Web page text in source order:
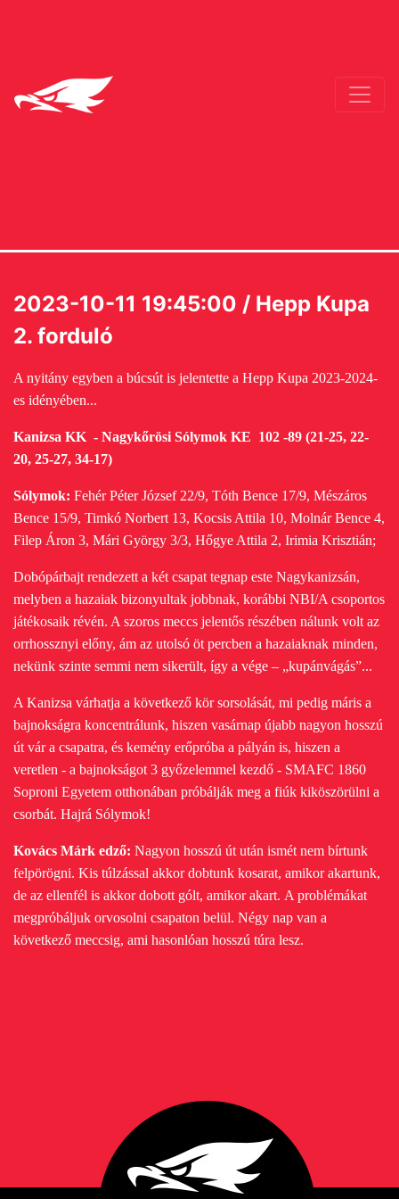
2023-10-11 19:45:00 / Hepp Kupa
2. forduló
A nyitány egyben a búcsút is jelentette a Hepp Kupa 2023-2024-
es idényében...
Kanizsa KK - Nagykőrösi Sólymok KE 102 -89 (21-25, 22-
20, 25-27, 34-17)
Sólymok: Fehér Péter József 22/9, Tóth Bence 17/9, Mészáros
Bence 15/9, Timkó Norbert 13, Kocsis Attila 10, Molnár Bence 4,
Filep Áron 3, Mári György 3/3, Hőgye Attila 2, Irimia Krisztián;
Dobópárbajt rendezett a két csapat tegnap este Nagykanizsán,
melyben a hazaiak bizonyultak jobbnak, korábbi NBI/A csoportos
játékosaik révén. A szoros meccs jelentős részében nálunk volt az
orrhossznyi előny, ám az utolsó öt percben a hazaiaknak minden,
nekünk szinte semmi nem sikerült, így a vége – „kupánvágás”...
A Kanizsa várhatja a következő kör sorsolását, mi pedig máris a
bajnokságra koncentrálunk, hiszen vasárnap újabb nagyon hosszú
út vár a csapatra, és kemény erőpróba a pályán is, hiszen a
veretlen - a bajnokságot 3 győzelemmel kezdő - SMAFC 1860
Soproni Egyetem otthonában próbálják meg a fiúk kiköszörülni a
csorbát. Hajrá Sólymok!
Kovács Márk edző: Nagyon hosszú út után ismét nem bírtunk
felpörögni. Kis túlzással akkor dobtunk kosarat, amikor akartunk,
de az ellenfél is akkor dobott gólt, amikor akart. A problémákat
megpróbáljuk orvosolni csapaton belül. Négy nap van a
következő meccsig, ami hasonlóan hosszú túra lesz.